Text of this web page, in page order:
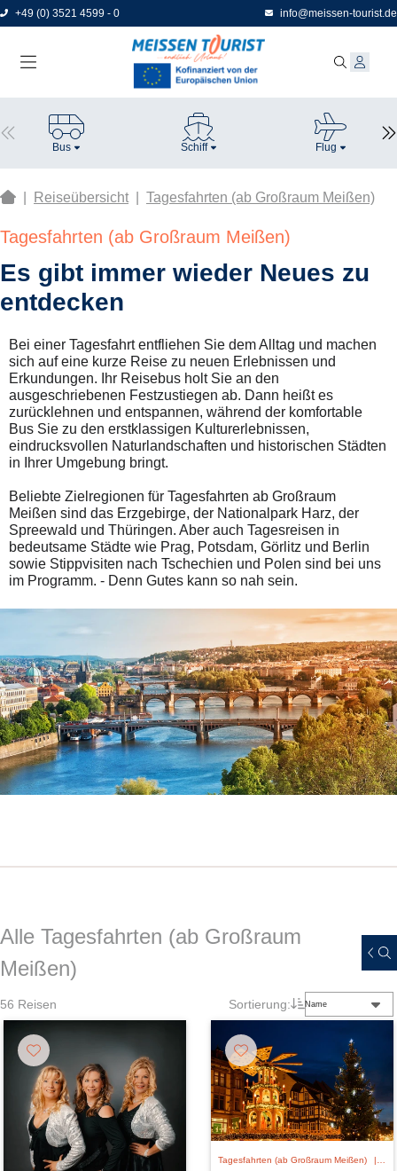
Direkt
zum
+49 (0) 3521 4599 - 0 info@meissen-tourist.de
Bus Schiff Flug
Reiseübersicht Tagesfahrten (ab Großraum Meißen)
Tagesfahrten (ab Großraum Meißen)
Es gibt immer wieder Neues zu
entdecken
Bei einer Tagesfahrt entfliehen Sie dem Alltag und machen
sich auf eine kurze Reise zu neuen Erlebnissen und
Erkundungen. Ihr Reisebus holt Sie an den
ausgeschriebenen Festzustiegen ab. Dann heißt es
zurücklehnen und entspannen, während der komfortable
Bus Sie zu den erstklassigen Kulturerlebnissen,
eindrucksvollen Naturlandschaften und historischen Städten
in Ihrer Umgebung bringt.
Beliebte Zielregionen für Tagesfahrten ab Großraum
Meißen sind das Erzgebirge, der Nationalpark Harz, der
Spreewald und Thüringen. Aber auch Tagesreisen in
bedeutsame Städte wie Prag, Potsdam, Görlitz und Berlin
sowie Stippvisiten nach Tschechien und Polen sind bei uns
im Programm. - Denn Gutes kann so nah sein.
Alle Tagesfahrten (ab Großraum
Meißen)
56 Reisen Sortierung: Name
Tagesfahrten (ab Großraum Meißen)